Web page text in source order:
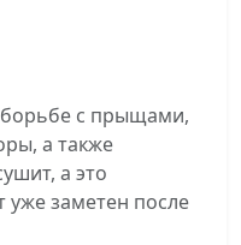
с прыщами,
а также
а это
уже заметен после